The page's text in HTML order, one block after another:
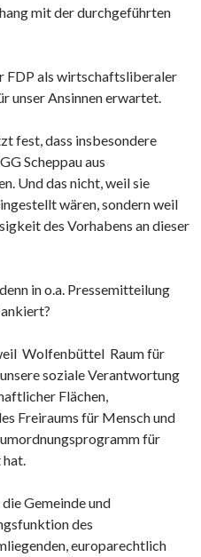
mit der durchgeführten
FDP als wirtschaftsliberaler
unser Ansinnen erwartet.
fest, dass insbesondere
Scheppau aus
Und das nicht, weil sie
wären, sondern weil
des Vorhabens an dieser
in o.a. Pressemitteilung
Wolfenbüttel Raum für
soziale Verantwortung
Flächen,
Freiraums für Mensch und
für
hat.
Gemeinde und
des
europarechtlich